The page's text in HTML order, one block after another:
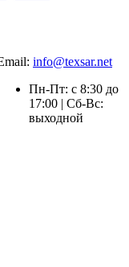
info@texsar.net
Пн-Пт: с 8:30 до
17:00 | Сб-Вс:
выходной